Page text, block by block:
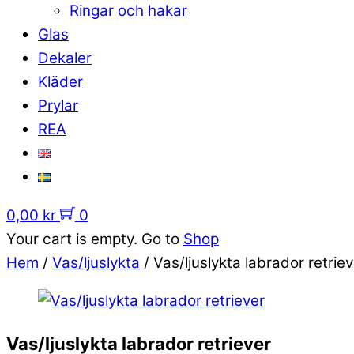
Ringar och hakar
Glas
Dekaler
Kläder
Prylar
REA
0,00 kr
0
Your cart is empty. Go to Shop
Hem / Vas/ljuslykta / Vas/ljuslykta labrador
Vas/ljuslykta labrador retriever